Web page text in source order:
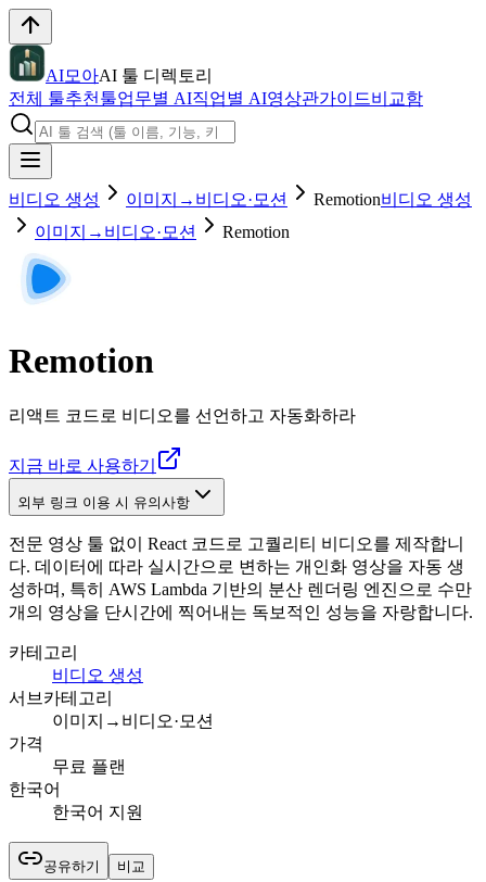
AI모아AI 툴 디렉토리
전체 툴추천툴업무별 AI직업별 AI영상관가이드비교함
비디오 생성 이미지→비디오·모션 Remotion비디오 생성
이미지→비디오·모션
Remotion
Remotion
리액트 코드로 비디오를 선언하고 자동화하라
지금 바로 사용하기
외부 링크 이용 시 유의사항
전문 영상 툴 없이 React 코드로 고퀄리티 비디오를 제작합니
다. 데이터에 따라 실시간으로 변하는 개인화 영상을 자동 생
성하며, 특히 AWS Lambda 기반의 분산 렌더링 엔진으로 수만
개의 영상을 단시간에 찍어내는 독보적인 성능을 자랑합니다.
카테고리
비디오 생성
서브카테고리
이미지→비디오·모션
가격
무료 플랜
한국어
한국어 지원
공유하기 비교